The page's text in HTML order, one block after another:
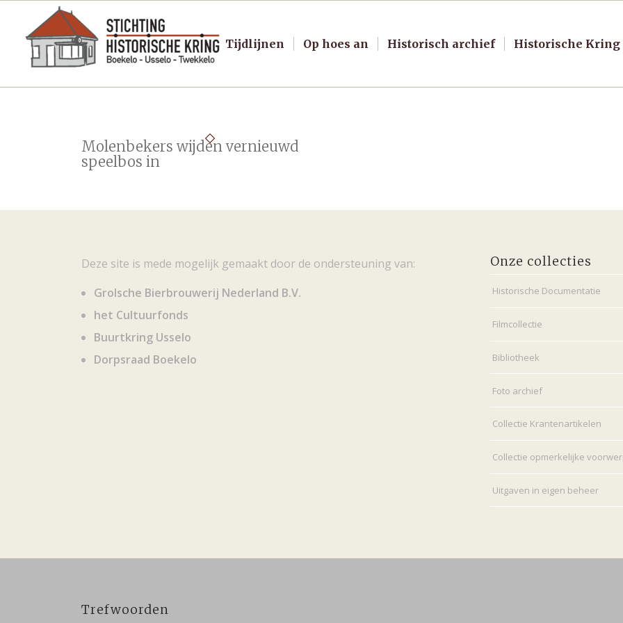
Tijdlijnen Op hoes an Historisch archief Historische Kring
Molenbekers wijden vernieuwd
speelbos in
Deze site is mede mogelijk gemaakt door de ondersteuning van:
Grolsche Bierbrouwerij Nederland B.V.
het Cultuurfonds
Buurtkring Usselo
Dorpsraad Boekelo
Onze collecties
Historische Documentatie
Filmcollectie
Bibliotheek
Foto archief
Collectie Krantenartikelen
Collectie opmerkelijke
Uitgaven in eigen beheer
Trefwoorden